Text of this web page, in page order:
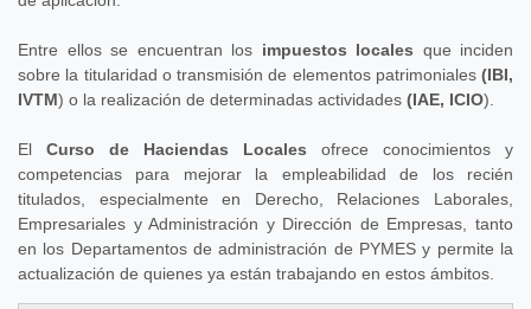
Entre ellos se encuentran los impuestos locales que inciden
sobre la titularidad o transmisión de elementos patrimoniales (IBI,
IVTM) o la realización de determinadas actividades (IAE, ICIO).
El Curso de Haciendas Locales ofrece conocimientos y
competencias para mejorar la empleabilidad de los recién
titulados, especialmente en Derecho, Relaciones Laborales,
Empresariales y Administración y Dirección de Empresas, tanto
en los Departamentos de administración de PYMES y permite la
actualización de quienes ya están trabajando en estos ámbitos.